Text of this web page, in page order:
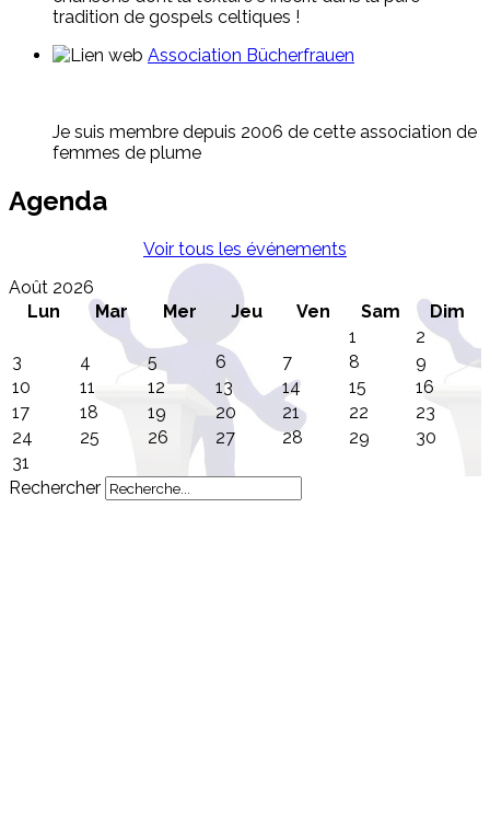
tradition de gospels celtiques !
Association Bücherfrauen
Je suis membre depuis 2006 de cette association de
femmes de plume
Agenda
Voir tous les événements
Août 2026
Lun
Mar Mer Jeu Ven Sam
Dim
1
2
3
4 5 6 7 8
9
10
11 12 13 14 15
16
17
18 19 20 21 22
23
24
25 26 27 28 29
30
31
Rechercher